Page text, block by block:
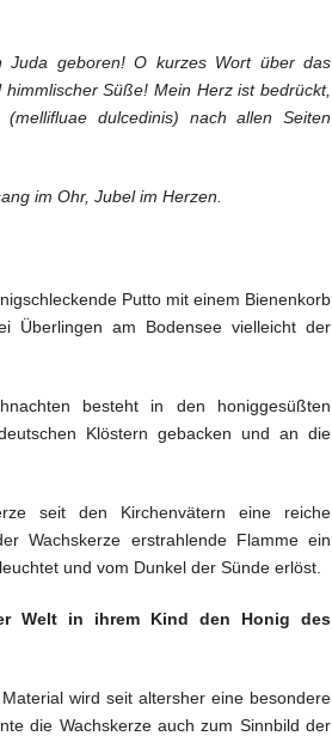
Juda geboren! O kurzes Wort über das
Süße! Mein Herz ist bedrückt,
dulcedinis) nach allen Seiten
im Ohr, Jubel im Herzen.
Putto mit einem Bienenkorb
Überlingen am Bodensee vielleicht der
besteht in den honiggesüßten
Klöstern gebacken und an die
seit den Kirchenvätern eine reiche
Wachskerze erstrahlende Flamme ein
und vom Dunkel der Sünde erlöst.
Welt in ihrem Kind den Honig des
wird seit altersher eine besondere
die Wachskerze auch zum Sinnbild der